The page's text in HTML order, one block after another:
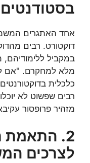
בסטודנטים
אחד האתגרים
דוקטורט. רבים
במקביל
מלא למחקרם. "אם
כלכלית
רבים שפשוט לא
מזהיר פרופסור
2. התאמת
לצרכים